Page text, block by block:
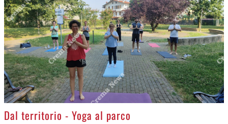
>
Dal territorio - Yoga al parco